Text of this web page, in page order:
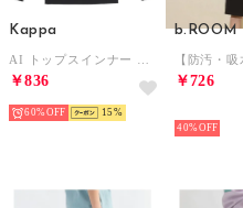
Kappa
￥836
60% 15
b.ROOM
￥726
40%